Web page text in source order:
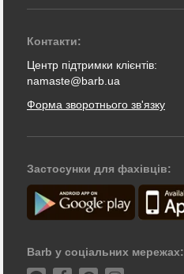
Контакти:
Центр підтримки клієнтів:
namaste@barb.ua
Форма зворотнього зв'язку
Застосунки для фахівців:
Barb у соціальних мережах: